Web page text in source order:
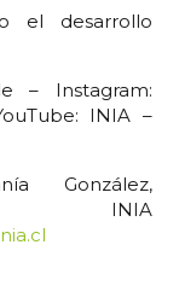
el desarrollo
– Instagram:
INIA –
González,
INIA